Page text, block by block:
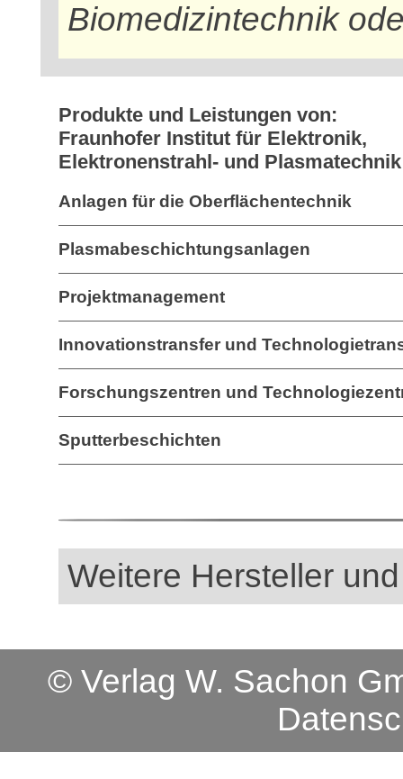
Biomedizintechnik
Produkte und Leistungen von:
Fraunhofer Institut für Elektronik,
Elektronenstrahl- und
Anlagen für die Oberflächentechnik
Plasmabeschichtungsanlagen
Projektmanagement
Innovationstransfer und
Forschungszentren und
Sputterbeschichten
Weitere Hersteller
© Verlag W. Sachon